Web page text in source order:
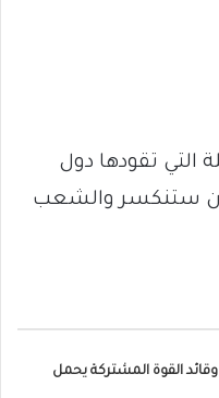
تقودها دول
ستنكسر والشعب
وقائد القوة المشتركة يحمل